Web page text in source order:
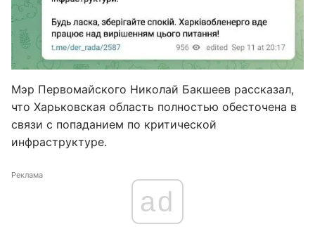
Мэр Первомайского Николай Бакшеев рассказал,
что Харьковская область полностью обесточена в
связи с попаданием по критической
инфраструктуре.
Реклама
ad